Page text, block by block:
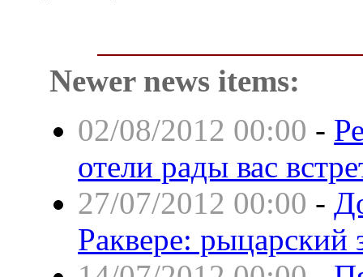
Newer news items:
02/08/2012 00:00 -
отели рады вас
27/07/2012 00:00 -
Раквере: рыцарский